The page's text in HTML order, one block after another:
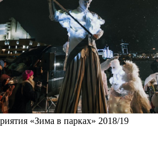
«Зима в парках» 2018/19